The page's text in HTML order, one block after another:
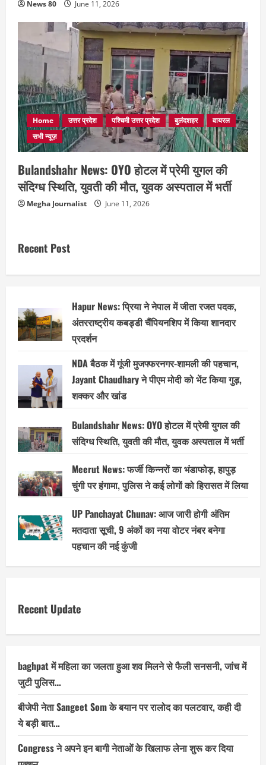
News 80 June 11, 2026
Home उत्तर प्रदेश पश्चिमी उत्तर प्रदेश बुलंदशहर
वायरल
सभी न्यूज़
Bulandshahr News: OYO होटल में प्रेमी युगल की
संदिग्ध स्थिति, युवती की मौत, युवक अस्पताल में भर्ती
Megha Journalist June 11, 2026
Recent Post
Hapur News: प्रिया ने नेपाल में जीता रजत पदक,
अंतरराष्ट्रीय कबड्डी चैंपियनशिप में किया शानदार
प्रदर्शन
NDA बैठक में गूंजी मुजफ्फरनगर-शामली की पहचान,
Jayant Chaudhary ने पीएम मोदी को भेंट किया गुड़,
शक्कर और खांड
Bulandshahr News: OYO होटल में प्रेमी युगल की
संदिग्ध स्थिति, युवती की मौत, युवक अस्पताल में भर्ती
Meerut News: फर्जी किन्नरों का भंडाफोड़, हापुड़
चुंगी पर हंगामा, पुलिस ने कई लोगों को हिरासत में लिया
UP Panchayat Chunav: आज जारी होगी अंतिम
मतदाता सूची, 9 अंकों का नया वोटर नंबर बनेगा
पहचान की नई कुंजी
Recent Update
baghpat में महिला का जलता हुआ शव मिलने से फैली सनसनी, जांच में
जुटी पुलिस…
बीजेपी नेता Sangeet Som के बयान पर रालोद का पलटवार, कही दी
ये बड़ी बात…
Congress ने अपने इन बागी नेताओं के खिलाफ लेना शुरू कर दिया